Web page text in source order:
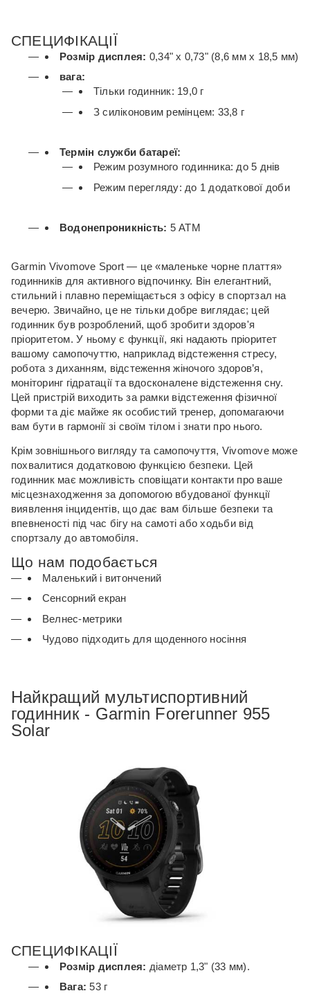
СПЕЦИФІКАЦІЇ
Розмір дисплея: 0,34" x 0,73" (8,6 мм x 18,5 мм)
вага:
Тільки годинник: 19,0 г
З силіконовим ремінцем: 33,8 г
Термін служби батареї:
Режим розумного годинника: до 5 днів
Режим перегляду: до 1 додаткової доби
Водонепроникність: 5 АТМ
Garmin Vivomove Sport — це «маленьке чорне плаття»
годинників для активного відпочинку. Він елегантний,
стильний і плавно переміщається з офісу в спортзал на
вечерю. Звичайно, це не тільки добре виглядає; цей
годинник був розроблений, щоб зробити здоров'я
пріоритетом.У ньому є функції, які надають пріоритет
вашому самопочуттю, наприклад відстеження стресу,
робота з диханням, відстеження жіночого здоров’я,
моніторинг гідратації та вдосконалене відстеження сну.
Цей пристрій виходить за рамки відстеження фізичної
форми та діє майже як особистий тренер, допомагаючи
вам бути в гармонії зі своїм тілом і знати про нього.
Крім зовнішнього вигляду та самопочуття, Vivomove може
похвалитися додатковою функцією безпеки. Цей
годинник має можливість сповіщати контакти про ваше
місцезнаходження за допомогою вбудованої функції
виявлення інцидентів, що дає вам більше безпеки та
впевненості під час бігу на самоті або ходьби від
спортзалу до автомобіля.
Що нам подобається
Маленький і витончений
Сенсорний екран
Велнес-метрики
Чудово підходить для щоденного носіння
Найкращий мультиспортивний
годинник - Garmin Forerunner 955
Solar
СПЕЦИФІКАЦІЇ
Розмір дисплея: діаметр 1,3" (33 мм).
Вага: 53 г